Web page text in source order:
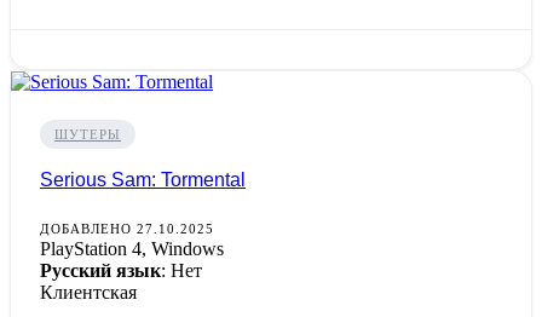
ШУТЕРЫ
Serious Sam: Tormental
ДОБАВЛЕНО 27.10.2025
PlayStation 4, Windows
Русский язык: Нет
Клиентская